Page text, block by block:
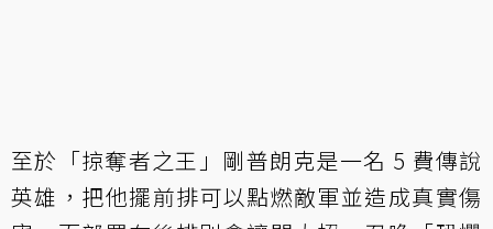
至於「掠奪者之王」剛普朗克是一名 5 費傳說
英雄，把他擺前排可以點燃敵軍並造成真實傷